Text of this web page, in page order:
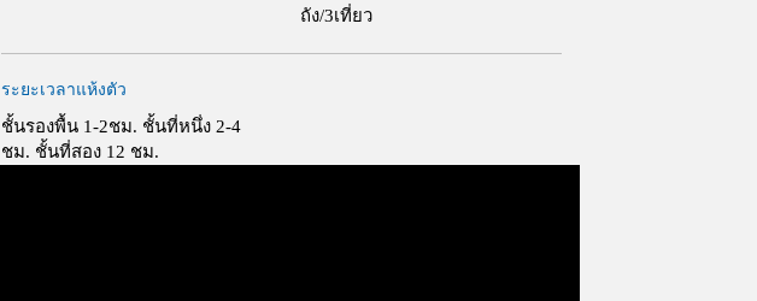
ถัง/3เที่ยว
ระยะเวลาแห้งตัว
ชั้นรองพื้น 1-2ชม. ชั้นที่หนึ่ง 2-4
ชม. ชั้นที่สอง 12 ชม.